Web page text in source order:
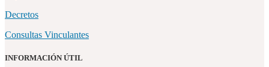
Decretos
Consultas Vinculantes
INFORMACIÓN ÚTIL